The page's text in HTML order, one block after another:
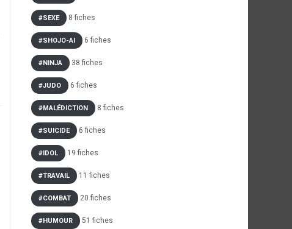
#SEXE 8 fiches
#SHOJO-AI 6 fiches
#NINJA 38 fiches
#JUDO 6 fiches
#MALÉDICTION 8 fiches
#SUICIDE 6 fiches
#IDOL 19 fiches
#TRAVAIL 11 fiches
#COMBAT 20 fiches
#HUMOUR 51 fiches